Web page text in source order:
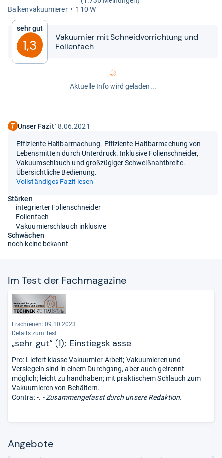
Bal­ken­va­ku­u­mie­rer
110 W
Sehr gut
1,3
Vaku­u­mier mit Schneid­vor­rich­tung und
Foli­en­fach
Aktuelle Info wird geladen...
Unser Fazit18.06.2021
Effiziente Haltbarmachung. Effiziente Haltbarmachung von
Lebensmitteln durch Unterdruck. Inklusive Folienschneider,
Vakuumschlauch und großzügiger Schweißnahtbreite.
Übersichtliche Bedienung.
Vollständiges Fazit lesen
Stärken
integrierter Folienschneider
Folienfach
Vakuumierschlauch inklusive
Schwächen
noch keine bekannt
Im Test der Fach­ma­ga­zine
Erschienen: 09.10.2023
Details zum Test
„sehr gut“ (1); Einstiegsklasse
Pro: Liefert klasse Vakuumier-Arbeit; Vakuumieren und
Versiegeln sind in einem Durchgang, aber auch getrennt
möglich; leicht zu handhaben; mit praktischem Schlauch zum
Vakuumieren von Behältern.
Contra: -. - Zusammengefasst durch unsere Redaktion.
Angebote